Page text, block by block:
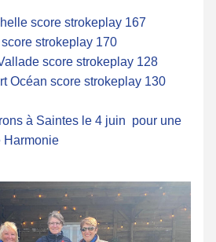
score strokeplay 167
strokeplay 170
score strokeplay 128
Océan score strokeplay 130
à Saintes le 4 juin  pour une
Harmonie